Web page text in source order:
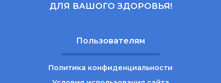
ДЛЯ ВАШОГО ЗДОРОВЬЯ!
Пользователям
Политика конфиденциальности